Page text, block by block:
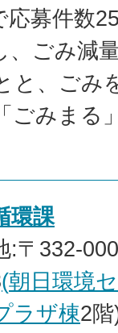
募件数
、ごみ減
と、ごみ
ごみまる
環課
:〒332-
(朝日環境
ラザ棟2